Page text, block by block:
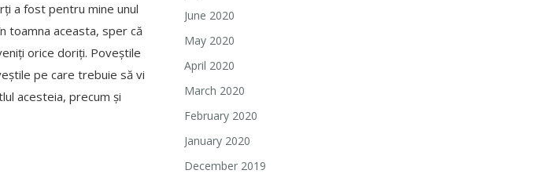
a fost pentru mine unul
toamna aceasta, sper că
orice doriți. Poveștile
pe care trebuie să vi
acesteia, precum și
June 2020
May 2020
April 2020
March 2020
February 2020
January 2020
December 2019